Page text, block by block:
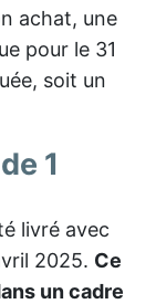
achat, une
pour le 31
soit un
1
livré avec
2025. Ce
un cadre